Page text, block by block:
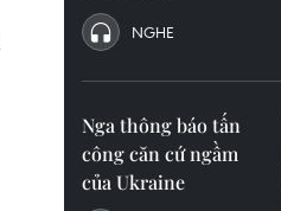
NGHE
Nga thông báo tấn
công căn cứ ngầm
của Ukraine